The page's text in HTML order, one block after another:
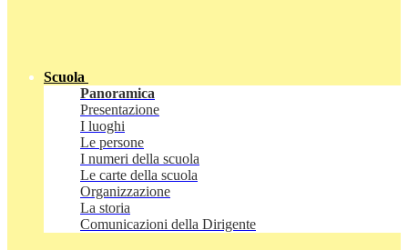
Scuola
Panoramica
Presentazione
I luoghi
Le persone
I numeri della scuola
Le carte della scuola
Organizzazione
La storia
Comunicazioni della Dirigente